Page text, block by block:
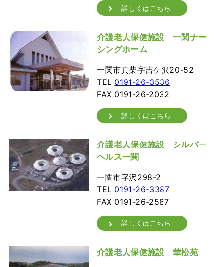
詳しくはこちら
介護老人保健施設 一関ナー
シングホーム
一関市真柴字吉ケ沢20-52
TEL 0191-26-3536
FAX 0191-26-2032
詳しくはこちら
介護老人保健施設 シルバー
ヘルス一関
一関市字沢298-2
TEL 0191-26-3387
FAX 0191-26-2587
詳しくはこちら
介護老人保健施設 華松苑